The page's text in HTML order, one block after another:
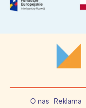
O nas Reklama